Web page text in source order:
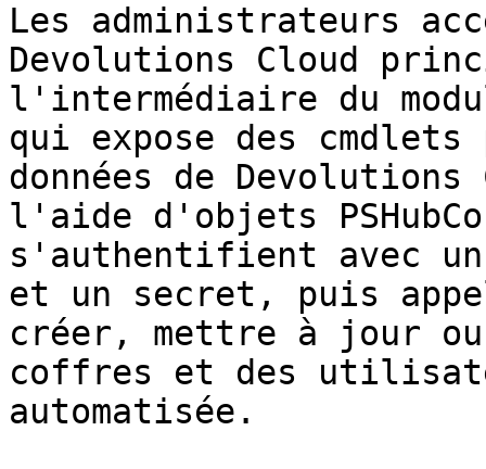
Les administrateurs
Devolutions Cloud
l'intermédiaire du
qui expose des
données de
l'aide d'objets
s'authentifient avec
et un secret, puis
créer, mettre à jour ou
coffres et des
automatisée.